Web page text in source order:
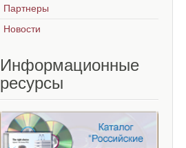
Партнеры
Новости
Информационные
ресурсы